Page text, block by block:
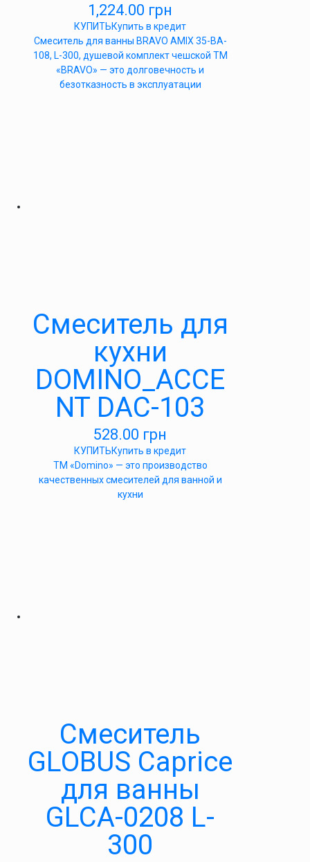
1,224.00 грн
КУПИТЬКупить в кредит
Cмеситель для ванны BRAVO AMIX 35-BA-
108, L-300, душевой комплект чешской ТМ
«BRAVO» — это долговечность и
безотказность в эксплуатации
Cмеситель для
кухни
DOMINO_ACCE
NT DAC-103
528.00 грн
КУПИТЬКупить в кредит
ТМ «Domino» — это производство
качественных смесителей для ванной и
кухни
Cмеситель
GLOBUS Caprice
для ванны
GLCA-0208 L-
300